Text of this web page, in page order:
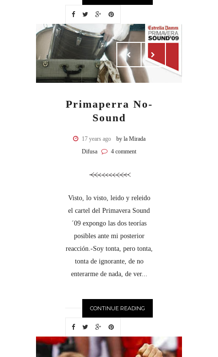
Primaperra No-
Sound
17 years ago
by la Mirada
Difusa
4 comment
Visto, lo visto, leido y releido
el cartel del Primavera Sound
´09 expongo las dos teorías
posibles ante mi posterior
reacción.-Soy tonta, pero tonta,
tonta de ignorante, de no
enterarme de nada, de ver...
CONTINUE READING